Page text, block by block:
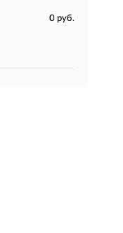
0 руб.